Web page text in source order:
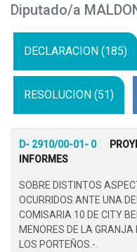
Diputado/a
DECLARACION (185)
RESOLUCION (51)
D- 2910/00-01- 0
INFORMES
SOBRE DISTINTOS
OCURRIDOS ANTE UNA
COMISARIA 10 DE CITY
MENORES DE LA GRANJA
LOS PORTEÑOS.-.